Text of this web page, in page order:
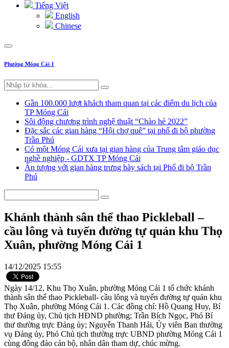
Tiếng Việt
English
Chinese
Phường Móng Cái 1
Gần 100.000 lượt khách tham quan tại các điểm du lịch của
TP Móng Cái
Sôi động chương trình nghệ thuật “Chào hè 2022”
Đặc sắc các gian hàng “Hội chợ quê” tại phố đi bộ phường
Trần Phú
Có một Móng Cái xưa tại gian hàng của Trung tâm giáo dục
nghề nghiệp - GDTX TP Móng Cái
Ấn tượng với gian hàng trưng bày sách tại Phố đi bộ Trần
Phú
Khánh thành sân thể thao Pickleball –
cầu lông và tuyến đường tự quản khu Thọ
Xuân, phường Móng Cái 1
14/12/2025 15:55
Ngày 14/12, Khu Thọ Xuân, phường Móng Cái 1 tổ chức khánh
thành sân thể thao Pickleball- cầu lông và tuyến đường tự quản khu
Thọ Xuân, phường Móng Cái 1. Các đồng chí: Hồ Quang Huy, Bí
thư Đảng ủy, Chủ tịch HĐND phường; Trần Bích Ngọc, Phó Bí
thư thường trực Đảng ủy; Nguyễn Thanh Hải, Ủy viên Ban thường
vụ Đảng ủy, Phó Chủ tịch thường trực UBND phường Móng Cái 1
cùng đông đảo cán bộ, nhân dân tham dự, chúc mừng.